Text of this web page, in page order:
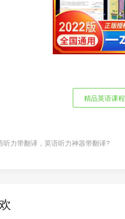
精品英语课程
听力带翻译，英语听力神器带翻译?